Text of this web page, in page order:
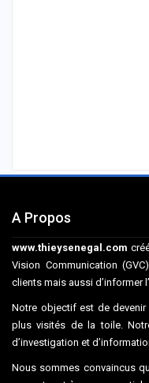
A Propos
www.thieysenegal.com
Vision Communication
clients mais aussi d’informer
Notre objectif est de
plus visités de la toile.
d’investigation et
Nous sommes convaincus